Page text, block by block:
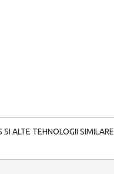
ALTE TEHNOLOGII SIMILARE